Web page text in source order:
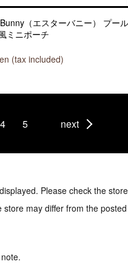
（エスターバニー） プール
ミニポーチ
(tax included)
4 5 next
Please check the
may differ from the